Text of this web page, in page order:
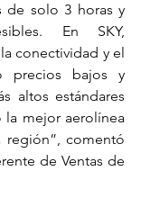
de solo 3 horas y
En SKY,
conectividad y el
precios bajos y
altos estándares
mejor aerolínea
comentó
de Ventas de